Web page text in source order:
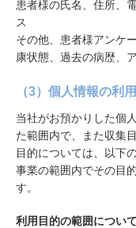
患者様の氏名、住所、
ス
その他、患者様アンケ
康状態、過去の病歴、
（3）個人情報の利
当社がお預かりした個
た範囲内で、また収集
目的については、以下
事業の範囲内でその目
す。
利用目的の範囲について